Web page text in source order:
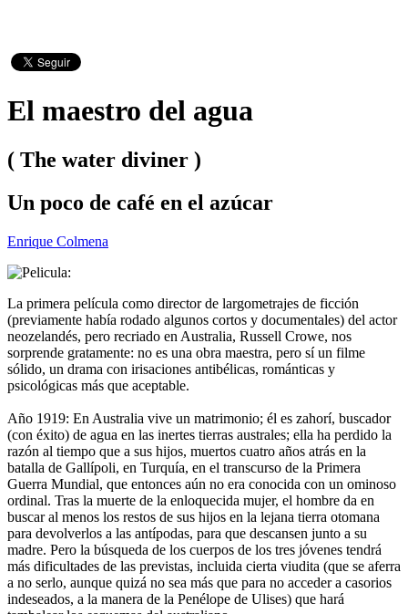
El maestro del agua
( The water diviner )
Un poco de café en el azúcar
Enrique Colmena
La primera película como director de largometrajes de ficción
(previamente había rodado algunos cortos y documentales) del actor
neozelandés, pero recriado en Australia, Russell Crowe, nos
sorprende gratamente: no es una obra maestra, pero sí un filme
sólido, un drama con irisaciones antibélicas, románticas y
psicológicas más que aceptable.
Año 1919: En Australia vive un matrimonio; él es zahorí, buscador
(con éxito) de agua en las inertes tierras australes; ella ha perdido la
razón al tiempo que a sus hijos, muertos cuatro años atrás en la
batalla de Gallípoli, en Turquía, en el transcurso de la Primera
Guerra Mundial, que entonces aún no era conocida con un ominoso
ordinal. Tras la muerte de la enloquecida mujer, el hombre da en
buscar al menos los restos de sus hijos en la lejana tierra otomana
para devolverlos a las antípodas, para que descansen junto a su
madre. Pero la búsqueda de los cuerpos de los tres jóvenes tendrá
más dificultades de las previstas, incluida cierta viudita (que se aferra
a no serlo, aunque quizá no sea más que para no acceder a casorios
indeseados, a la manera de la Penélope de Ulises) que hará